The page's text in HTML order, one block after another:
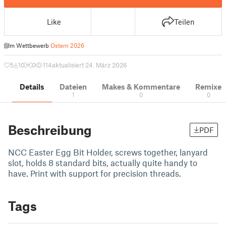
Like Teilen
Im Wettbewerb Ostern 2026
5 10 0 114aktualisiert 24. März 2026
Details Dateien
1
Makes & Kommentare
0
Remixe
0
Beschreibung PDF
NCC Easter Egg Bit Holder, screws together, lanyard
slot, holds 8 standard bits, actually quite handy to
have. Print with support for precision threads.
Tags